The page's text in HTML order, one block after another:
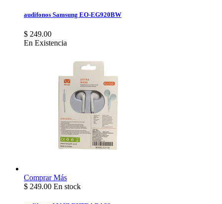
audifonos Samsung EO-EG920BW
$ 249.00
En Existencia
ComprarMás
$ 249.00 En stock